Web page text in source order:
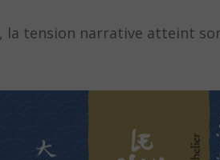
tension narrative atteint